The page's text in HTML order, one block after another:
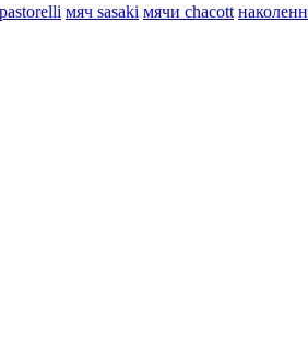
мяч sasaki мячи chacott